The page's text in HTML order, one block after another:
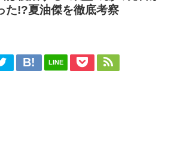
た!?夏油傑を徹底考察
LINE